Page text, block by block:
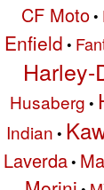
CF Moto•
Enfield •
Harley-
Husaberg •
Indian •
Laverda•